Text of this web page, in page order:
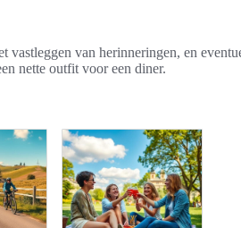
van herinneringen, en
nette outfit voor een diner.